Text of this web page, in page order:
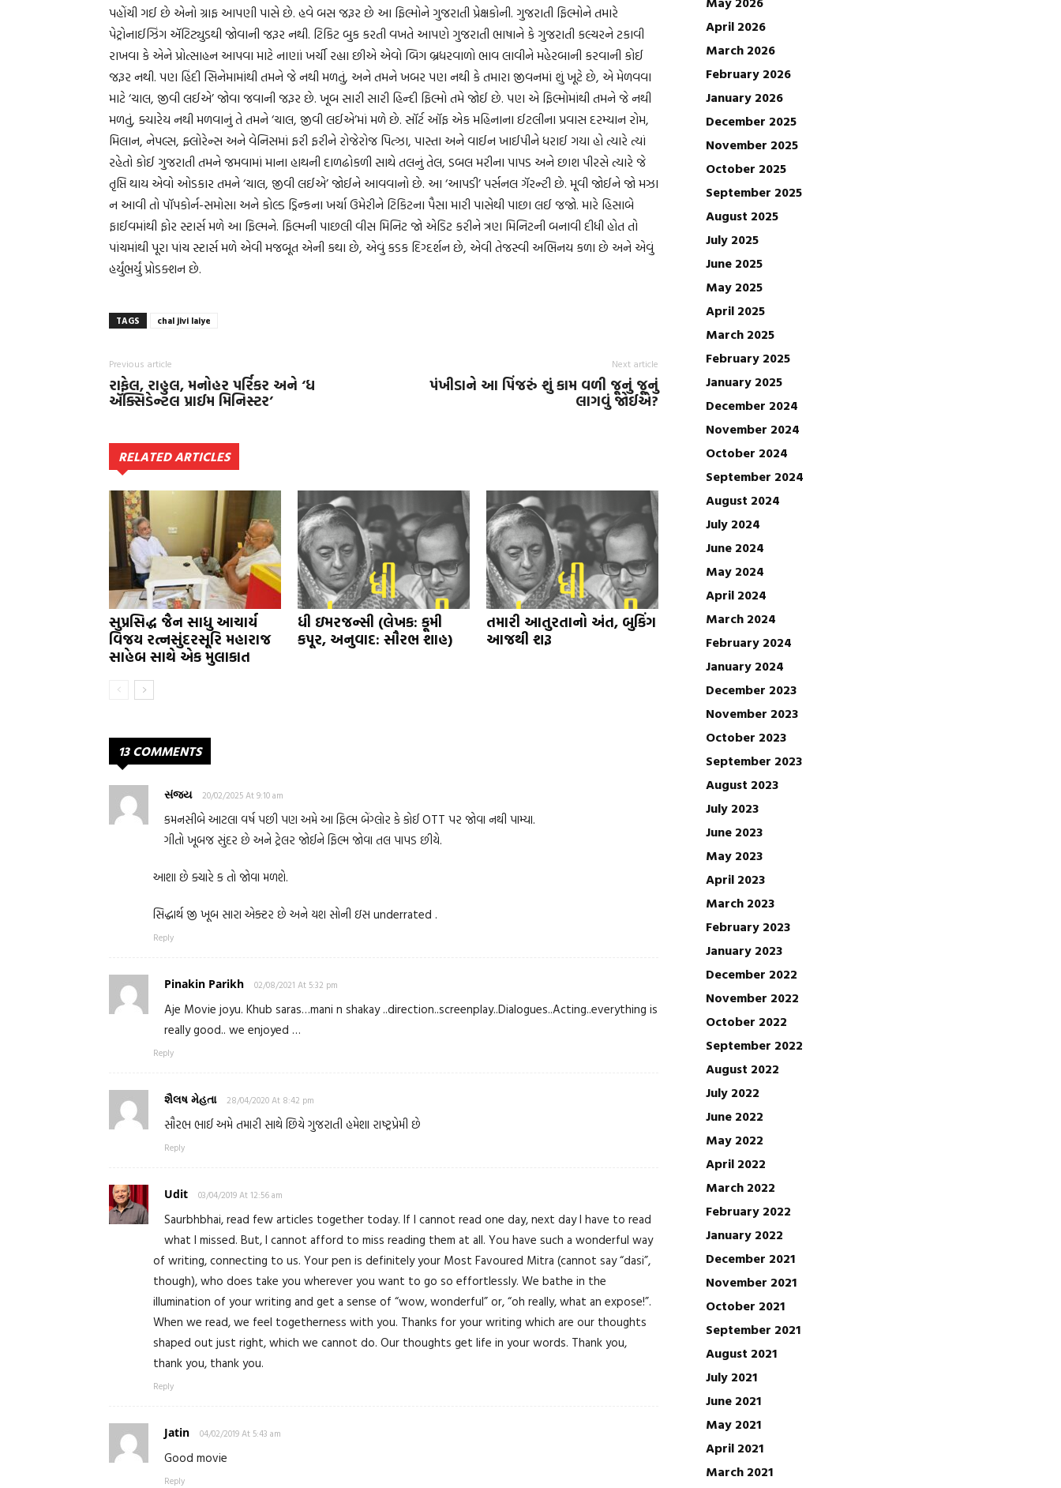
પહોંચી ગઈ છે એનો ગ્રાફ આપણી પાસે છે. હવે બસ જરૂર છે આ ફિલ્મોને ગુજરાતી પ્રેક્ષકોની. ગુજરાતી ફિલ્મોને તમારે
પેટ્રોનાઈઝિંગ ઍટિટ્યુડથી જોવાની જરૂર નથી. ટિકિટ બુક કરતી વખતે આપણે ગુજરાતી ભાષાને કે ગુજરાતી કલ્ચરને ટકાવી
રાખવા કે એને પ્રોત્સાહન આપવા માટે નાણાં ખર્ચી રહ્યા છીએ એવો બિગ બ્રધરવાળો ભાવ લાવીને મહેરબાની કરવાની કોઈ
જરૂર નથી. પણ હિંદી સિનેમામાંથી તમને જે નથી મળતું, અને તમને ખબર પણ નથી કે તમારા જીવનમાં શું ખૂટે છે, એ મેળવવા
માટે ‘ચાલ, જીવી લઈએ’ જોવા જવાની જરૂર છે. ખૂબ સારી સારી હિન્દી ફિલ્મો તમે જોઈ છે. પણ એ ફિલ્મોમાંથી તમને જે નથી
મળતું, ક્યારેય નથી મળવાનું તે તમને ‘ચાલ, જીવી લઈએ’માં મળે છે. સૉર્ટ ઑફ એક મહિનાના ઈટલીના પ્રવાસ દરમ્યાન રોમ,
મિલાન, નેપલ્સ, ફ્લોરેન્સ અને વેનિસમાં ફરી ફરીને રોજેરોજ પિત્ઝા, પાસ્તા અને વાઈન ખાઈપીને ધરાઈ ગયા હો ત્યારે ત્યાં
રહેતો કોઈ ગુજરાતી તમને જમવામાં માના હાથની દાળઢોકળી સાથે તલનું તેલ, ડબલ મરીના પાપડ અને છાશ પીરસે ત્યારે જે
તૃપ્તિ થાય એવો ઓડકાર તમને ‘ચાલ, જીવી લઈએ’ જોઈને આવવાનો છે. આ ‘આપડી’ પર્સનલ ગૅરન્ટી છે. મૂવી જોઈને જો મઝા
ન આવી તો પૉપકોર્ન-સમોસા અને કોલ્ડ ડ્રિન્કના ખર્ચા ઉમેરીને ટિકિટના પૈસા મારી પાસેથી પાછા લઈ જજો. મારે હિસાબે
ફાઈવમાંથી ફોર સ્ટાર્સ મળે આ ફિલ્મને. ફિલ્મની પાછલી વીસ મિનિટ જો એડિટ કરીને ત્રણ મિનિટની બનાવી દીધી હોત તો
પાંચમાંથી પૂરા પાંચ સ્ટાર્સ મળે એવી મજબૂત એની કથા છે, એવું કડક દિગ્દર્શન છે, એવી તેજસ્વી અભિનય કળા છે અને એવું
હર્યુંભર્યું પ્રોડક્શન છે.
TAGS chal jivi laiye
Previous article
રાફેલ, રાહુલ, મનોહર પર્રિકર અને ‘ધ
ઍક્સિડેન્ટલ પ્રાઈમ મિનિસ્ટર’
Next article
પંખીડાને આ પિંજરું શું કામ વળી જૂનું જૂનું
લાગવું જોઈએ?
RELATED ARTICLES
સુપ્રસિદ્ધ જૈન સાધુ આચાર્ય
વિજય રત્નસુંદરસૂરિ મહારાજ
સાહેબ સાથે એક મુલાકાત
ધી ઇમરજન્સી (લેખક: કૂમી
કપૂર, અનુવાદ: સૌરભ શાહ)
તમારી આતુરતાનો અંત, બુકિંગ
આજથી શરૂ
13 COMMENTS
સંજય 20/02/2025 At 9:10 am
કમનસીબે આટલા વર્ષ પછી પણ અમે આ ફિલ્મ બેંગ્લોર કે કોઈ OTT પર જોવા નથી પામ્યા.
ગીતો ખૂબજ સુંદર છે અને ટ્રેલર જોઈને ફિલ્મ જોવા તલ પાપડ છીયે.
આશા છે ક્યારે ક તો જોવા મળશે.
સિદ્ધાર્થ જી ખૂબ સારા એક્ટર છે અને યશ સોની ઇસ underrated .
Reply
Pinakin Parikh 02/08/2021 At 5:32 pm
Aje Movie joyu. Khub saras…mani n shakay ..direction..screenplay..Dialogues..Acting..everything is
really good.. we enjoyed …
Reply
શૈલષ મેહતા 28/04/2020 At 8:42 pm
સૌરભ ભાઈ અમે તમારી સાથે છિયે ગુજરાતી હમેશા રાષ્ટ્રપ્રેમી છે
Reply
Udit 03/04/2019 At 12:56 am
Saurbhbhai, read few articles together today. If I cannot read one day, next day I have to read
what I missed. But, I cannot afford to miss reading them at all. You have such a wonderful way
of writing, connecting to us. Your pen is definitely your Most Favoured Mitra (cannot say “dasi”,
though), who does take you wherever you want to go so effortlessly. We bathe in the
illumination of your writing and get a sense of “wow, wonderful” or, “oh really, what an expose!”.
When we read, we feel togetherness with you. Thanks for your writing which are our thoughts
shaped out just right, which we cannot do. Our thoughts get life in your words. Thank you,
thank you, thank you.
Reply
Jatin 04/02/2019 At 5:43 am
Good movie
Reply
April 2026
March 2026
February 2026
January 2026
December 2025
November 2025
October 2025
September 2025
August 2025
July 2025
June 2025
May 2025
April 2025
March 2025
February 2025
January 2025
December 2024
November 2024
October 2024
September 2024
August 2024
July 2024
June 2024
May 2024
April 2024
March 2024
February 2024
January 2024
December 2023
November 2023
October 2023
September 2023
August 2023
July 2023
June 2023
May 2023
April 2023
March 2023
February 2023
January 2023
December 2022
November 2022
October 2022
September 2022
August 2022
July 2022
June 2022
May 2022
April 2022
March 2022
February 2022
January 2022
December 2021
November 2021
October 2021
September 2021
August 2021
July 2021
June 2021
May 2021
April 2021
March 2021